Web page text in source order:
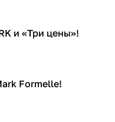
и «Три цены»!
Formelle!